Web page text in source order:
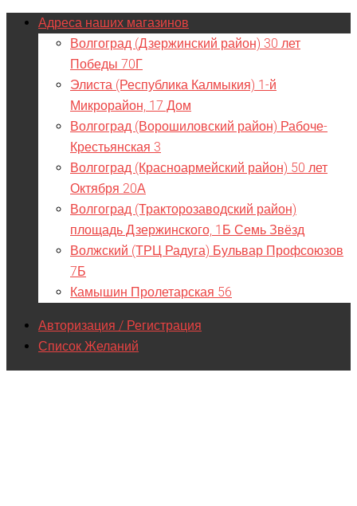
Адреса наших магазинов
Волгоград (Дзержинский район) 30 лет
Победы 70Г
Элиста (Республика Калмыкия) 1-й
Микрорайон, 17 Дом
Волгоград (Ворошиловский район) Рабоче-
Крестьянская 3
Волгоград (Красноармейский район) 50 лет
Октября 20А
Волгоград (Тракторозаводский район)
площадь Дзержинского, 1Б Семь Звёзд
Волжский (ТРЦ Радуга) Бульвар Профсоюзов
7Б
Камышин Пролетарская 56
Авторизация / Регистрация
Список Желаний